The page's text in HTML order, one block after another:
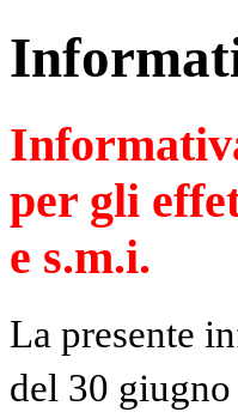
per gli
e s.m.i.
La presente
del 30